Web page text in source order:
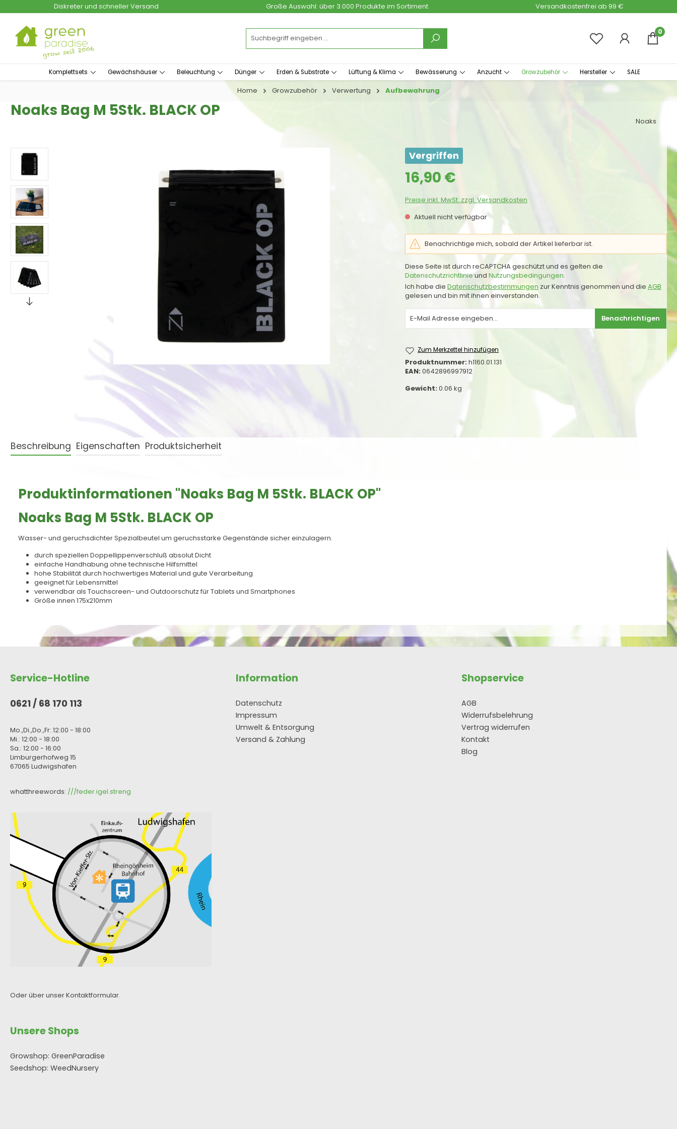
Hauptinhalt springen
Zur Suche springenDiskreter und schneller Versand Große Auswahl: über 3.000 Produkte im Sortiment Versandkostenfrei ab 99 €
0
Komplettsets Gewächshäuser Beleuchtung Dünger Erden & Substrate Lüftung & Klima Bewässerung Anzucht Growzubehör Hersteller SALE
Home Growzubehör Verwertung Aufbewahrung
Noaks Bag M 5Stk. BLACK OP
Noaks
Bildergalerie überspringen Vergriffen
Regulärer Preis:
16,90 €
Preise inkl. MwSt. zzgl. Versandkosten
Aktuell nicht verfügbar
Benachrichtige mich, sobald der Artikel lieferbar ist.
Diese Seite ist durch reCAPTCHA geschützt und es gelten die
Datenschutzrichtlinieund Nutzungsbedingungen.
Ich habe die Datenschutzbestimmungen zur Kenntnis genommen und die AGB
gelesen und bin mit ihnen einverstanden.
Benachrichtigen
Zum Merkzettel hinzufügen
Produktnummer: h1160.01.131
EAN: 0642896997912
Gewicht: 0.06 kg
Beschreibung Eigenschaften Produktsicherheit
Produktinformationen "Noaks Bag M 5Stk. BLACK OP"
Noaks Bag M 5Stk. BLACK OP
Wasser- und geruchsdichter Spezialbeutel um geruchsstarke Gegenstände sicher einzulagern.
durch speziellen Doppellippenverschluß absolut Dicht
einfache Handhabung ohne technische Hilfsmittel
hohe Stabilität durch hochwertiges Material und gute Verarbeitung
geeignet für Lebensmittel
verwendbar als Touchscreen- und Outdoorschutz für Tablets und Smartphones
Größe innen 175x210mm
Service-Hotline
0621 / 68 170 113
Mo.,Di.,Do.,Fr: 12:00 - 18:00
Mi.: 12:00 - 18:00
Sa.: 12:00 - 16:00
Limburgerhofweg 15
67065 Ludwigshafen
whatthreewords: ///feder.igel.streng
Oder über unserKontaktformular.
Information
Datenschutz
Impressum
Umwelt & Entsorgung
Versand & Zahlung
Shopservice
AGB
Widerrufsbelehrung
Vertrag widerrufen
Kontakt
Blog
Unsere Shops
Growshop: GreenParadise
Seedshop: WeedNursery